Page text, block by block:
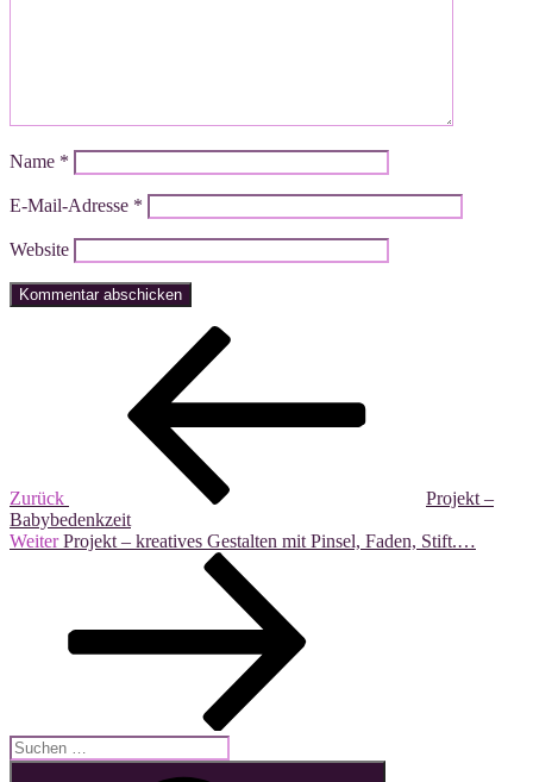
Name *
E-Mail-Adresse *
Website
Beitragsnavigation
Zurück
Projekt –
Babybedenkzeit
Nächster
Weiter Projekt – kreatives Gestalten mit Pinsel, Faden, Stift.…
Suche
nach: